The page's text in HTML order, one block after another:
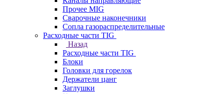
Прочее MIG
Сварочные наконечники
Сопла газораспределительные
Расходные части TIG
Назад
Расходные части TIG
Блоки
Головки для горелок
Держатели цанг
Заглушки